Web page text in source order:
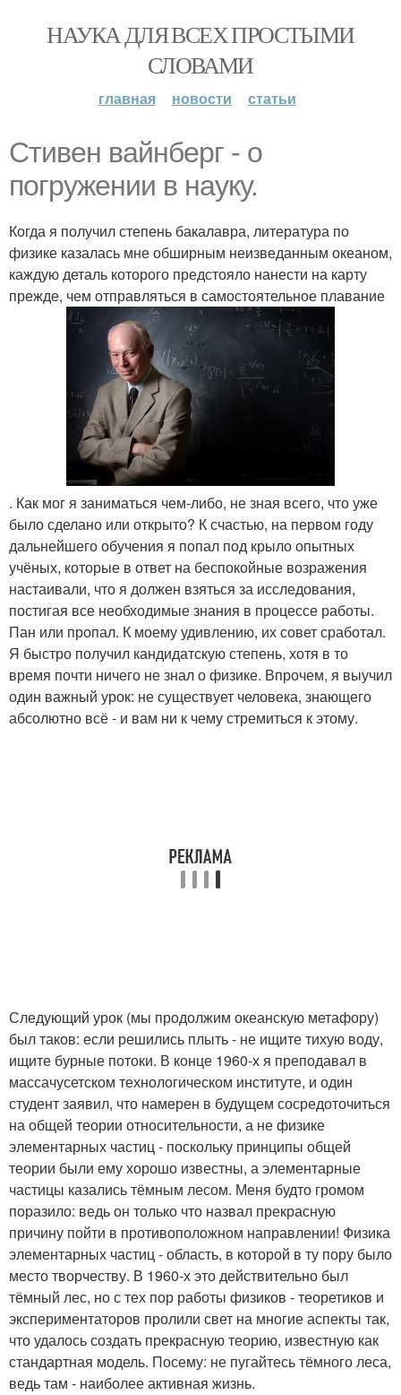
НАУКА ДЛЯ ВСЕХ ПРОСТЫМИ
СЛОВАМИ
главная новости статьи
Стивен вайнберг - о
погружении в науку.
Когда я получил степень бакалавра, литература по
физике казалась мне обширным неизведанным океаном,
каждую деталь которого предстояло нанести на карту
прежде, чем отправляться в самостоятельное плавание
. Как мог я заниматься чем-либо, не зная всего, что уже
было сделано или открыто? К счастью, на первом году
дальнейшего обучения я попал под крыло опытных
учёных, которые в ответ на беспокойные возражения
настаивали, что я должен взяться за исследования,
постигая все необходимые знания в процессе работы.
Пан или пропал. К моему удивлению, их совет сработал.
Я быстро получил кандидатскую степень, хотя в то
время почти ничего не знал о физике. Впрочем, я выучил
один важный урок: не существует человека, знающего
абсолютно всё - и вам ни к чему стремиться к этому.
Следующий урок (мы продолжим океанскую метафору)
был таков: если решились плыть - не ищите тихую воду,
ищите бурные потоки. В конце 1960-х я преподавал в
массачусетском технологическом институте, и один
студент заявил, что намерен в будущем сосредоточиться
на общей теории относительности, а не физике
элементарных частиц - поскольку принципы общей
теории были ему хорошо известны, а элементарные
частицы казались тёмным лесом. Меня будто громом
поразило: ведь он только что назвал прекрасную
причину пойти в противоположном направлении! Физика
элементарных частиц - область, в которой в ту пору было
место творчеству. В 1960-х это действительно был
тёмный лес, но с тех пор работы физиков - теоретиков и
экспериментаторов пролили свет на многие аспекты так,
что удалось создать прекрасную теорию, известную как
стандартная модель. Посему: не пугайтесь тёмного леса,
ведь там - наиболее активная жизнь.